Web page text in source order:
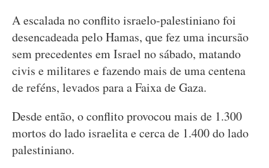
A escalada no conflito israelo-palestiniano foi
desencadeada pelo Hamas, que fez uma incursão
sem precedentes em Israel no sábado, matando
civis e militares e fazendo mais de uma centena
de reféns, levados para a Faixa de Gaza.
Desde então, o conflito provocou mais de 1.300
mortos do lado israelita e cerca de 1.400 do lado
palestiniano.